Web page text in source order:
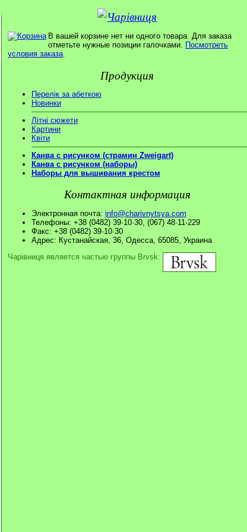
В вашей корзине нет ни одного товара. Для заказа
отметьте нужные позиции галочками. Посмотреть
условия заказа.
Продукция
Перелік за абеткою
Новинки
Літні сюжети
Картини
Квіти
Канва с рисунком (страмин Zweigart)
Канва с рисунком (наборы)
Наборы для вышивания крестом
Контактная информация
Электронная почта: info@charivnytsya.com
Телефоны: +38 (0482) 39·10·30, (067) 48·11·229
Факс: +38 (0482) 39·10·30
Адрес: Кустанайская, 36, Одесса, 65085, Украина
Чарівниця является частью группы Brvsk: